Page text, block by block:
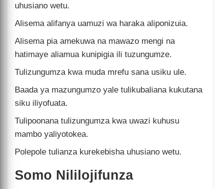
uhusiano wetu.
Alisema alifanya uamuzi wa haraka aliponizuia.
Alisema pia amekuwa na mawazo mengi na
hatimaye aliamua kunipigia ili tuzungumze.
Tulizungumza kwa muda mrefu sana usiku ule.
Baada ya mazungumzo yale tulikubaliana kukutana
siku iliyofuata.
Tulipoonana tulizungumza kwa uwazi kuhusu
mambo yaliyotokea.
Polepole tulianza kurekebisha uhusiano wetu.
Somo Nililojifunza